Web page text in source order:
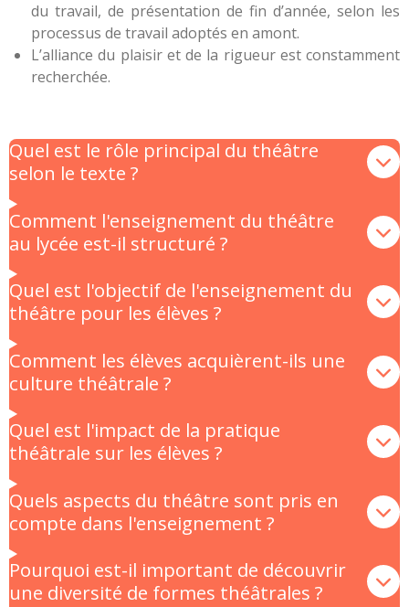
du travail, de présentation de fin d’année, selon les
processus de travail adoptés en amont.
L’alliance du plaisir et de la rigueur est constamment
recherchée.
Quel est le rôle principal du théâtre
selon le texte ?
Comment l'enseignement du théâtre
au lycée est-il structuré ?
Quel est l'objectif de l'enseignement du
théâtre pour les élèves ?
Comment les élèves acquièrent-ils une
culture théâtrale ?
Quel est l'impact de la pratique
théâtrale sur les élèves ?
Quels aspects du théâtre sont pris en
compte dans l'enseignement ?
Pourquoi est-il important de découvrir
une diversité de formes théâtrales ?